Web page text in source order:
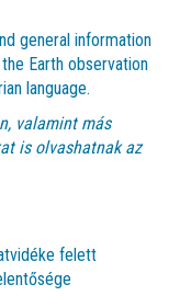
general information
Earth observation
language.
valamint más
is olvashatnak az
felett